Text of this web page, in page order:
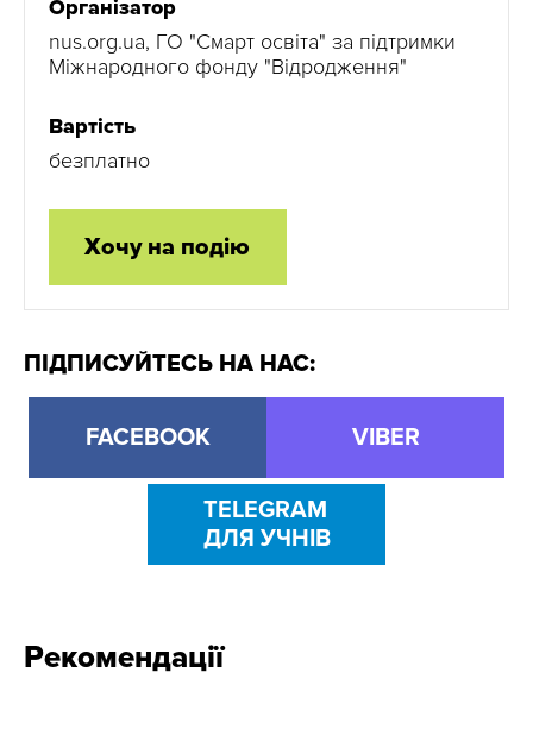
Організатор
nus.org.ua, ГО "Смарт освіта" за підтримки
Міжнародного фонду "Відродження"
Вартість
безплатно
Хочу на подію
ПІДПИСУЙТЕСЬ НА НАС:
FACEBOOK VIBER
TELEGRAM
ДЛЯ УЧНІВ
Рекомендації